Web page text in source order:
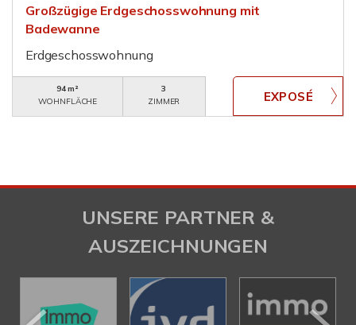
Großzügige Erdgeschosswohnung mit
Badewanne
Erdgeschosswohnung
94 m²
WOHNFLÄCHE
3
ZIMMER
UNSERE PARTNER &
AUSZEICHNUNGEN